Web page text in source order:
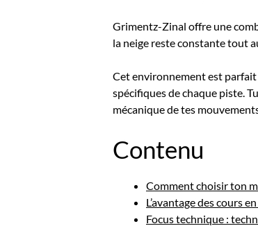
Grimentz-Zinal offre une
la neige reste constante tout
Cet environnement est parfait
spécifiques de chaque piste.
mécanique de tes
Contenu
Comment choisir ton
L’avantage des cours
Focus technique :